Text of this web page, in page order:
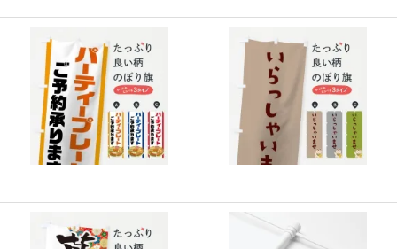
40 883 35320
41 880 36080
42 878 36876
43 876 37668
45 874 39330
873 40158